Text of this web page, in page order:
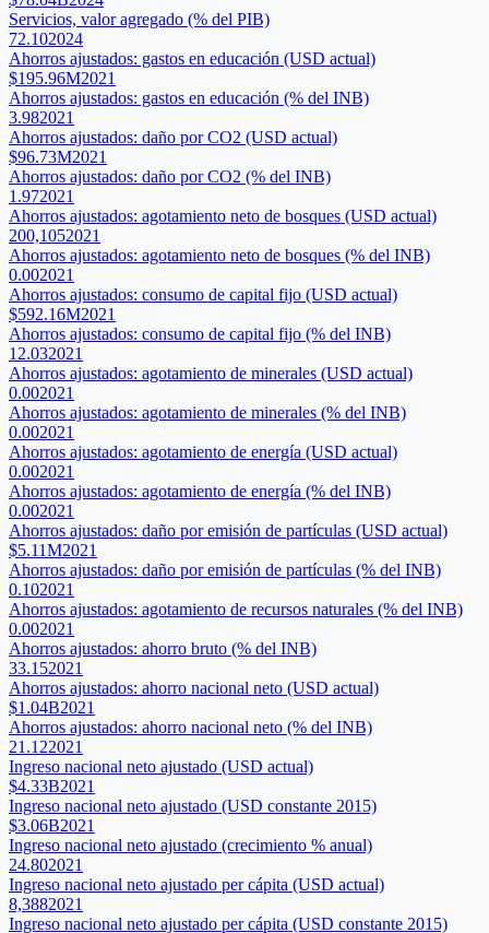
Servicios, valor agregado (% del PIB)
72.102024
Ahorros ajustados: gastos en educación (USD actual)
$195.96M2021
Ahorros ajustados: gastos en educación (% del INB)
3.982021
Ahorros ajustados: daño por CO2 (USD actual)
$96.73M2021
Ahorros ajustados: daño por CO2 (% del INB)
1.972021
Ahorros ajustados: agotamiento neto de bosques (USD actual)
200,1052021
Ahorros ajustados: agotamiento neto de bosques (% del INB)
0.002021
Ahorros ajustados: consumo de capital fijo (USD actual)
$592.16M2021
Ahorros ajustados: consumo de capital fijo (% del INB)
12.032021
Ahorros ajustados: agotamiento de minerales (USD actual)
0.002021
Ahorros ajustados: agotamiento de minerales (% del INB)
0.002021
Ahorros ajustados: agotamiento de energía (USD actual)
0.002021
Ahorros ajustados: agotamiento de energía (% del INB)
0.002021
Ahorros ajustados: daño por emisión de partículas (USD actual)
$5.11M2021
Ahorros ajustados: daño por emisión de partículas (% del INB)
0.102021
Ahorros ajustados: agotamiento de recursos naturales (% del INB)
0.002021
Ahorros ajustados: ahorro bruto (% del INB)
33.152021
Ahorros ajustados: ahorro nacional neto (USD actual)
$1.04B2021
Ahorros ajustados: ahorro nacional neto (% del INB)
21.122021
Ingreso nacional neto ajustado (USD actual)
$4.33B2021
Ingreso nacional neto ajustado (USD constante 2015)
$3.06B2021
Ingreso nacional neto ajustado (crecimiento % anual)
24.802021
Ingreso nacional neto ajustado per cápita (USD actual)
8,3882021
Ingreso nacional neto ajustado per cápita (USD constante 2015)